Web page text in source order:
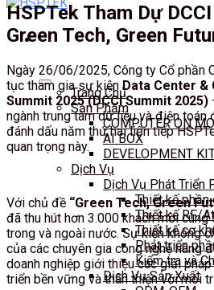
Trang Chủ
Sản Phẩm
COMPUTER ON
AI BOX
DEVELOPMENT
Dịch Vụ
Dịch Vụ Phát Triển
Thiết kế phần
Thiết kế RF/
Thiết kế cơ khí
Phát triển
Kiểm tra và
Dịch Vụ Sản Xuất
HSPTek Tham Dự
Green Tech, Green
Ngày 26/06/2025, Công ty Cổ phần
tục tham gia sự kiệnData Center
Summit 2025 (DCCI Summit 2025)
ngành trung tâm dữ liệu và điện toán
đánh dấu năm thứ hai liên tiếp
quan trọng này.
Với chủ đề “Green Tech, Green
đã thu hút hơn 3.000 khách mời
trong và ngoài nước. Sự kiện không
của các chuyên gia công nghệ hàng
doanh nghiệp giới thiệu các giải
triển bền vững và thân thiện với môi